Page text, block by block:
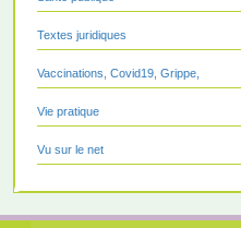
Textes juridiques
Vaccinations, Covid19, Grippe,
Vie pratique
Vu sur le net